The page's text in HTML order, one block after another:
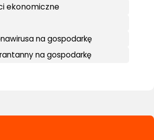
ekonomiczne
na gospodarkę
na gospodarkę